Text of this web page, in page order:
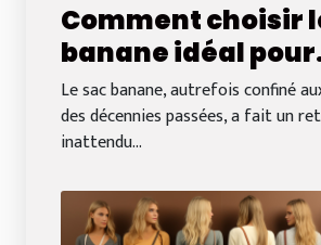
Comment choisir
banane idéal pour
chaque occasion :
travail aux
Le sac banane, autrefois confiné
des décennies passées, a fait un
inattendu...